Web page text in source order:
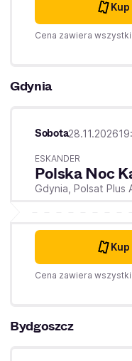
Cena zawiera
Gdynia
Sobota28.11.2026
ESKANDER
Polska Noc
Gdynia, Polsat Plus
Cena zawiera
Bydgoszcz